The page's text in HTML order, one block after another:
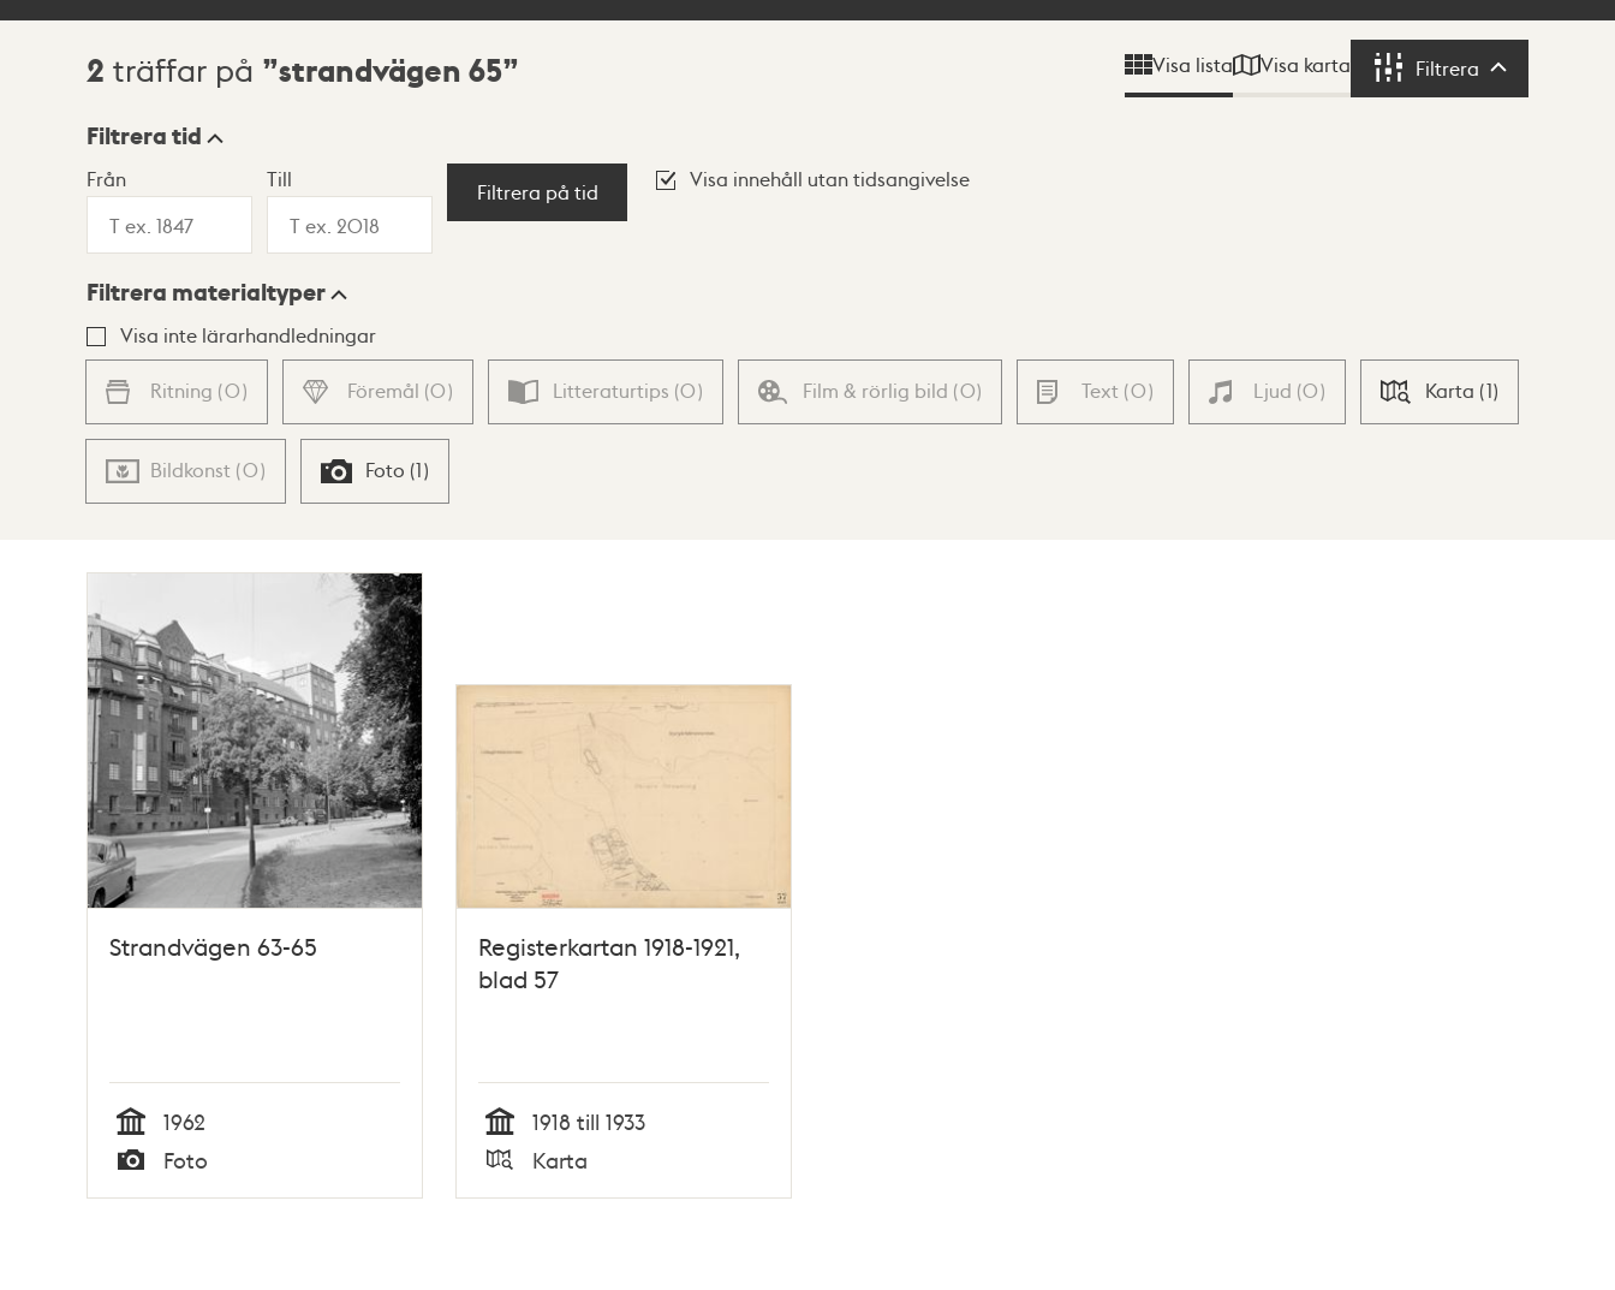
Sökresultat
2 träffar på strandvägen 65 Visa lista Visa karta Filtrera Filtrera
Visningsläge
Lista Karta
Filtrera tid
Från Till
Filtrera på tid
Visa innehåll utan tidsangivelse
Filtrera materialtyper
Visa inte lärarhandledningar
Ritning (0) Föremål (0) Litteraturtips (0) Film & rörlig bild (0) Text (0) Ljud (0) Karta (1)
Bildkonst (0) Foto (1)
Strandvägen 63-65
Tid
1962
Typ
Foto
Registerkartan 1918-1921,
blad 57
Tid
1918 till 1933
Typ
Karta